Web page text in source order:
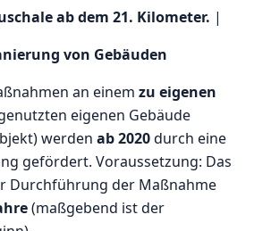
ab dem 21. Kilometer. |
von Gebäuden
an einemzu eigenen
eigenen Gebäude
werdenab 2020durch eine
gefördert. Voraussetzung: Das
Durchführung der Maßnahme
(maßgebend ist der